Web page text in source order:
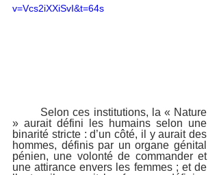
v=Vcs2iXXiSvI&t=64s
» aurait défini les humains selon une
binarité stricte : d’un côté, il y aurait des
hommes, définis par un organe génital
pénien, une volonté de commander et
une attirance envers les femmes ; et de